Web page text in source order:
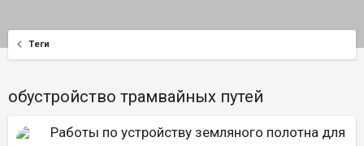
Теги
обустройство трамвайных путей
Работы по устройству земляного полотна для